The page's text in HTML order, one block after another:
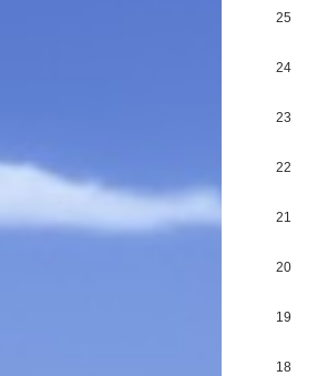
25
24
23
22
21
20
19
18